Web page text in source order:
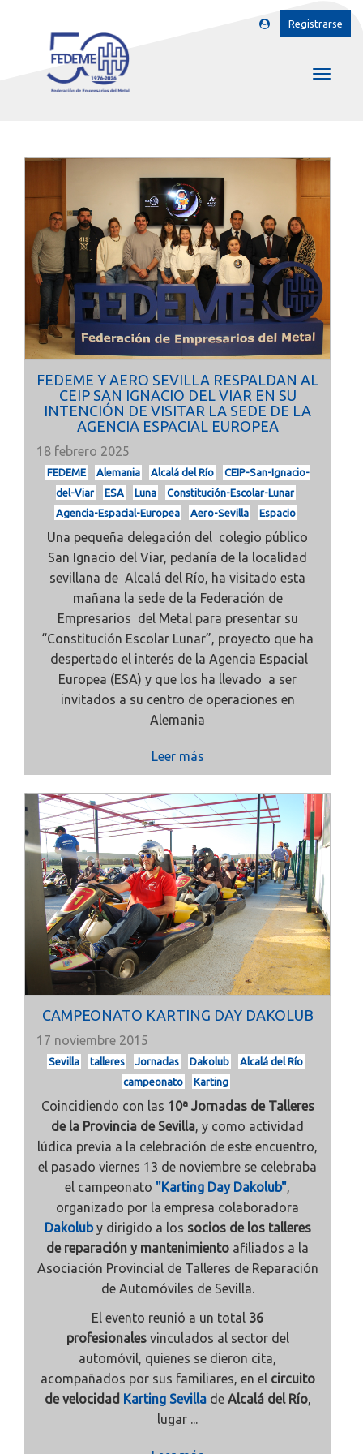
Registrarse
FEDEME Y AERO SEVILLA RESPALDAN AL
CEIP SAN IGNACIO DEL VIAR EN SU
INTENCIÓN DE VISITAR LA SEDE DE LA
AGENCIA ESPACIAL EUROPEA
18 febrero 2025
FEDEME Alemania Alcalá del Río
CEIP-San-Ignacio-
del-Viar
ESA Luna
Constitución-Escolar-Lunar
Agencia-Espacial-Europea
Aero-Sevilla Espacio
Una pequeña delegación del colegio público
San Ignacio del Viar, pedanía de la localidad
sevillana de Alcalá del Río, ha visitado esta
mañana la sede de la Federación de
Empresarios del Metal para presentar su
“Constitución Escolar Lunar”, proyecto que ha
despertado el interés de la Agencia Espacial
Europea (ESA) y que los ha llevado a ser
invitados a su centro de operaciones en
Alemania
Leer más
CAMPEONATO KARTING DAY DAKOLUB
17 noviembre 2015
Sevilla talleres Jornadas Dakolub
Alcalá del Río
campeonato
Karting
Coincidiendo con las 10ª Jornadas de Talleres
de la Provincia de Sevilla, y como actividad
lúdica previa a la celebración de este encuentro,
el pasado viernes 13 de noviembre se celebraba
el campeonato "Karting Day Dakolub",
organizado por la empresa colaboradora
Dakoluby dirigido a los socios de los talleres
de reparación y mantenimiento afiliados a la
Asociación Provincial de Talleres de Reparación
de Automóviles de Sevilla.
El evento reunió a un total 36
profesionalesvinculados al sector del
automóvil, quienes se dieron cita,
acompañados por sus familiares, en el circuito
de velocidad Karting SevilladeAlcalá del Río,
lugar ...